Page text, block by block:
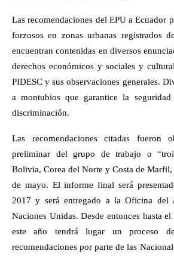
Las recomendaciones del EPU a Ecuador
forzosos en zonas urbanas registrados
encuentran contenidas en diversos
derechos económicos y sociales y
PIDESC y sus observaciones generales.
a montubios que garantice la
discriminación.
Las recomendaciones citadas fueron
preliminar del grupo de trabajo o
Bolivia, Corea del Norte y Costa de Marfil,
de mayo. El informe final será
2017 y será entregado a la Oficina del
Naciones Unidas. Desde entonces hasta
este año tendrá lugar un proceso
recomendaciones por parte de las